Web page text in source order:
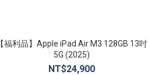
【福利品】Apple iPad Air M3 128GB 13吋
5G (2025)
NT$24,900